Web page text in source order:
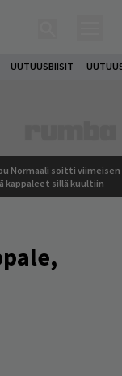
UUTUUSBIISIT
Normaali soitti viimeisen
kappaleet sillä kuultiin